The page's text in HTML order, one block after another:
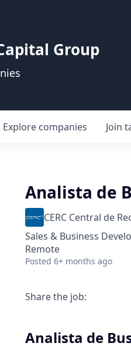
Group
Explore companies Join
Analista de
CERC Central de
Sales & Business
Remote
Posted 6+ months ago
Share the job:
Analista de